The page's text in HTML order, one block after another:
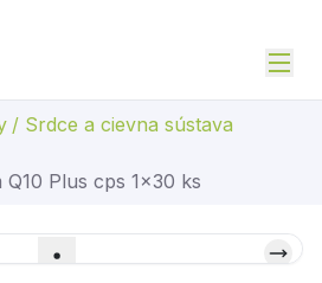
/ Srdce a cievna sústava
Plus cps 1x30 ks